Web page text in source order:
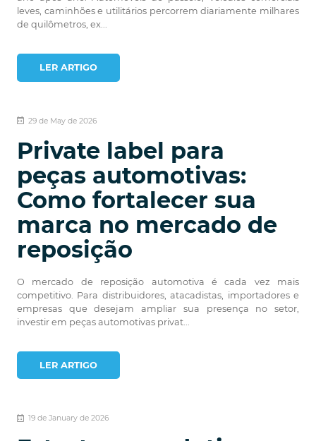
leves, caminhões e utilitários percorrem diariamente milhares
de quilômetros, ex...
LER ARTIGO
29 de May de 2026
Private label para
peças automotivas:
Como fortalecer sua
marca no mercado de
reposição
O mercado de reposição automotiva é cada vez mais
competitivo. Para distribuidores, atacadistas, importadores e
empresas que desejam ampliar sua presença no setor,
investir em peças automotivas privat...
LER ARTIGO
19 de January de 2026